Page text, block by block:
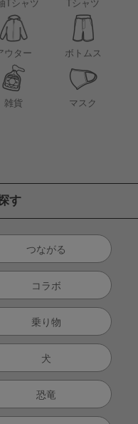
Tシャツ
Tシャツ
ウター ボトムス
雑貨 マスク
す
つながる
コラボ
乗り物
犬
恐竜